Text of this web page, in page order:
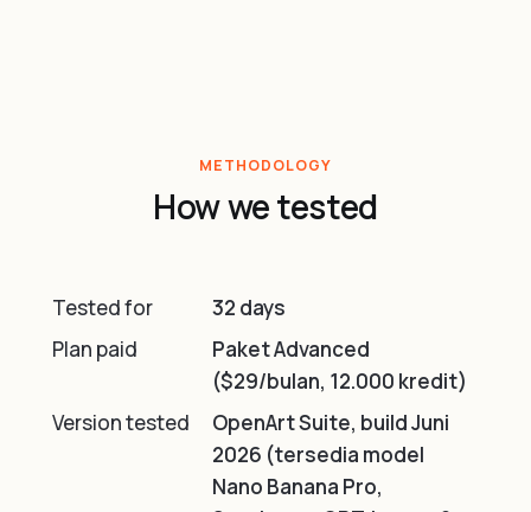
METHODOLOGY
How we tested
Tested for
32 days
Plan paid
Paket Advanced
($29/bulan, 12.000 kredit)
Version tested
OpenArt Suite, build Juni
2026 (tersedia model
Nano Banana Pro,